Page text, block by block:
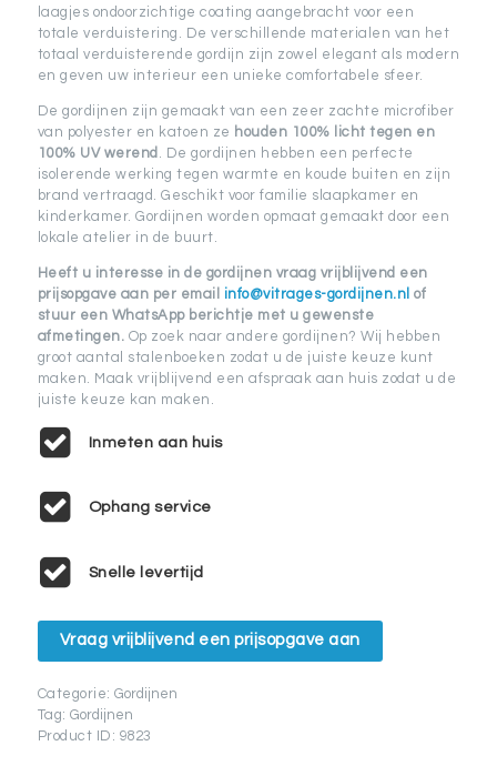
laagjes ondoorzichtige coating aangebracht voor een
totale verduistering. De verschillende materialen van het
totaal verduisterende gordijn zijn zowel elegant als modern
en geven uw interieur een unieke comfortabele sfeer.
De gordijnen zijn gemaakt van een zeer zachte microfiber
van polyester en katoen ze houden 100% licht tegen en
100% UV werend
. De gordijnen hebben een perfecte
isolerende werking tegen warmte en koude buiten en zijn
brand vertraagd. Geschikt voor familie slaapkamer en
kinderkamer. Gordijnen worden opmaat gemaakt door een
lokale atelier in de buurt.
Heeft u interesse in de gordijnen vraag vrijblijvend een
prijsopgave aan per email
info@vitrages-gordijnen.nlof
stuur een WhatsApp berichtje met u gewenste
afmetingen. Op zoek naar andere gordijnen? Wij hebben
groot aantal stalenboeken zodat u de juiste keuze kunt
maken. Maak vrijblijvend een afspraak aan huis zodat u de
juiste keuze kan maken.
Inmeten aan huis
Ophang service
Snelle levertijd
Vraag vrijblijvend een prijsopgave aan
Categorie:Gordijnen
Tag:Gordijnen
Product ID: 9823